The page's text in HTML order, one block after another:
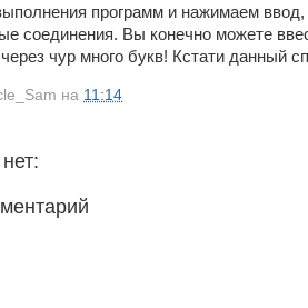
программ и нажимаем
соединения. Вы конечно можете
чур много букв! Кстати данный
на 11:14